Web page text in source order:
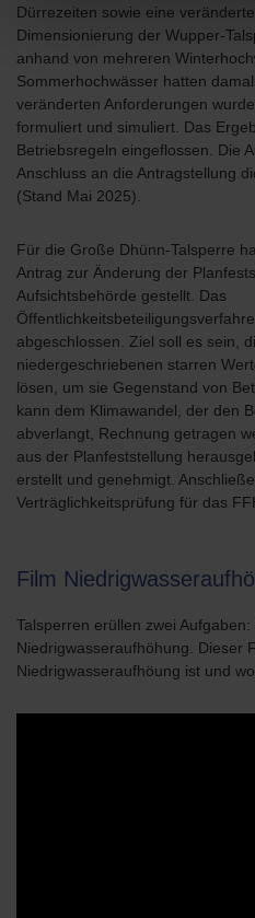
Dürrezeiten sowie eine
Dimensionierung der Wupper-
anhand von mehreren
Sommerhochwässer hatten
veränderten Anforderungen
formuliert und simuliert. Das
Betriebsregeln eingeflossen. Die
Anschluss an die Antragstellung
(Stand Mai 2025).
Für die Große Dhünn-Talsperre
Antrag zur Änderung der
Aufsichtsbehörde gestellt. Das
abgeschlossen. Ziel soll es sein,
niedergeschriebenen starren
lösen, um sie Gegenstand von
kann dem Klimawandel, der den
abverlangt, Rechnung getragen
aus der Planfeststellung
erstellt und genehmigt.
Verträglichkeitsprüfung für das
Film
Talsperren erüllen zwei
Niedrigwasseraufhöhung. Dieser
Niedrigwasseraufhöung ist und